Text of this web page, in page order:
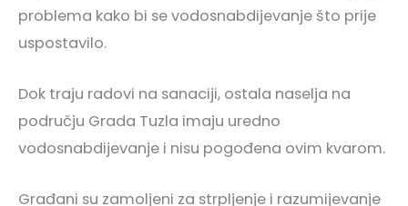
problema kako bi se vodosnabdijevanje što prije
uspostavilo.
Dok traju radovi na sanaciji, ostala naselja na
području Grada Tuzla imaju uredno
vodosnabdijevanje i nisu pogođena ovim kvarom.
Građani su zamoljeni za strpljenje i razumijevanje